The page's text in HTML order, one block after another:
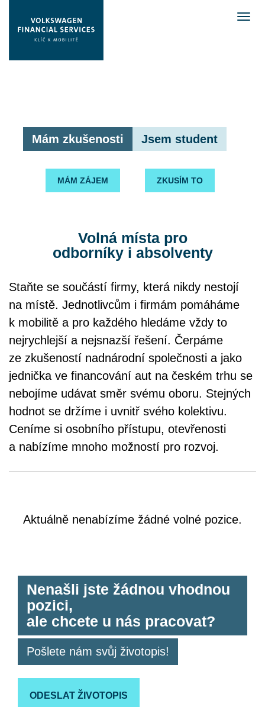
Mám zkušenosti
MÁM ZÁJEM
Jsem student
ZKUSÍM TO
Volná místa pro
odborníky i absolventy
Staňte se součástí firmy, která nikdy nestojí
na místě. Jednotlivcům i firmám pomáháme
k mobilitě a pro každého hledáme vždy to
nejrychlejší a nejsnazší řešení. Čerpáme
ze zkušeností nadnárodní společnosti a jako
jednička ve financování aut na českém trhu se
nebojíme udávat směr svému oboru. Stejných
hodnot se držíme i uvnitř svého kolektivu.
Ceníme si osobního přístupu, otevřenosti
a nabízíme mnoho možností pro rozvoj.
Aktuálně nenabízíme žádné volné pozice.
Nenašli jste žádnou vhodnou
pozici,
ale chcete u nás pracovat?
Pošlete nám svůj životopis!
ODESLAT ŽIVOTOPIS